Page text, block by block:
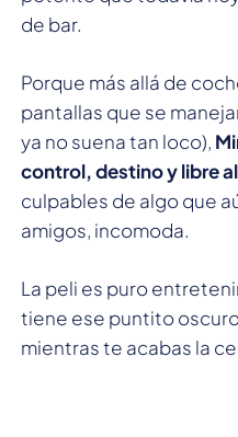
de bar.
Porque más allá de
pantallas que se
ya no suena tan loco),
control, destino y libre
culpables de algo que
amigos, incomoda.
La peli es puro
tiene ese puntito
mientras te acabas la